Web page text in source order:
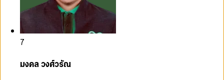
7
มงคล วงศ์วรัณ